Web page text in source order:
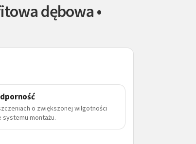
dębowa •
o zwiększonej wilgotności
montażu.